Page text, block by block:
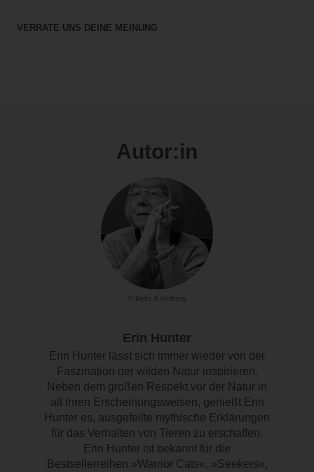
VERRATE UNS DEINE MEINUNG
Autor:in
© Beltz & Gelberg
Erin Hunter
Erin Hunter lässt sich immer wieder von der
Faszination der wilden Natur inspirieren.
Neben dem großen Respekt vor der Natur in
all ihren Erscheinungsweisen, genießt Erin
Hunter es, ausgefeilte mythische Erklärungen
für das Verhalten von Tieren zu erschaffen.
Erin Hunter ist bekannt für die
Bestsellerreihen »Warrior Cats«, »Seekers«,